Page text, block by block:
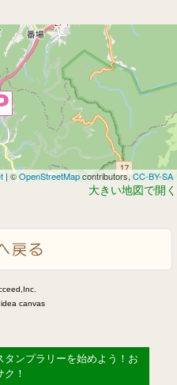
| ©OpenStreetMapcontributors,CC-BY-SA
大きい地図で開く
canvas
タンプラリーを始めよう！お
！